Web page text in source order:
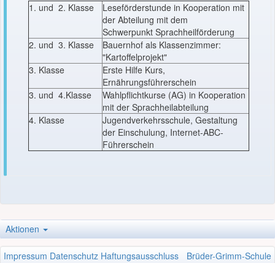
1. und 2. Klasse
Leseförderstunde in Kooperation mit
der Abteilung mit dem
Schwerpunkt Sprachheilförderung
2. und 3. Klasse
Bauernhof als Klassenzimmer:
"Kartoffelprojekt"
3. Klasse
Erste Hilfe Kurs,
Ernährungsführerschein
3. und 4.Klasse
Wahlpflichtkurse (AG) in Kooperation
mit der Sprachheilabteilung
4. Klasse
Jugendverkehrsschule, Gestaltung
der Einschulung, Internet-ABC-
Führerschein
Aktionen
Impressum Datenschutz Haftungsausschluss
Brüder-Grimm-Schule